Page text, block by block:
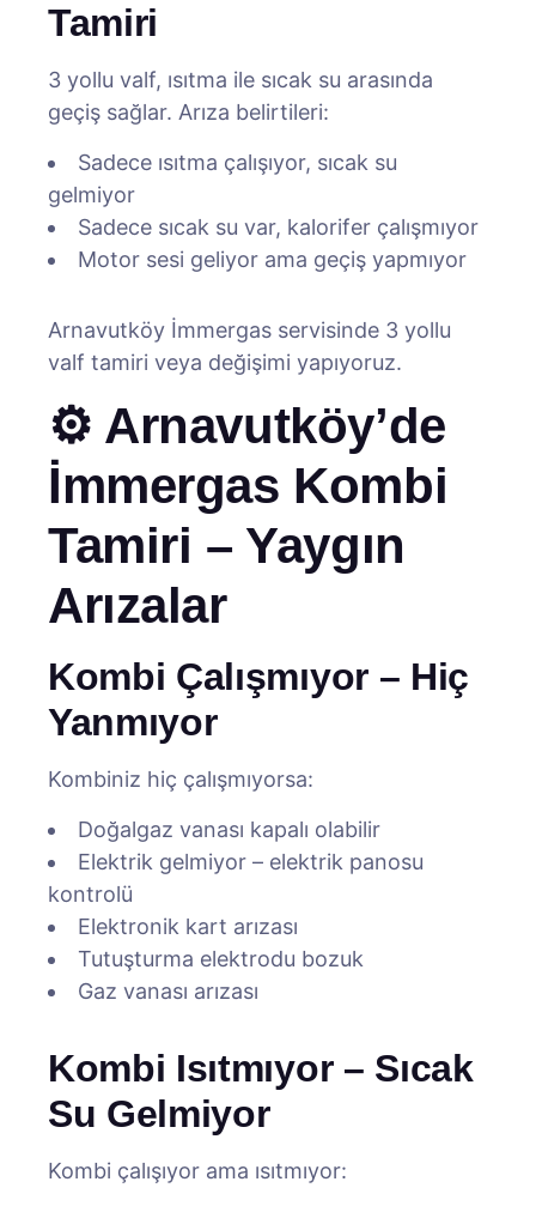
Tamiri
3 yollu valf, ısıtma ile sıcak su arasında
geçiş sağlar. Arıza belirtileri:
Sadece ısıtma çalışıyor, sıcak su
gelmiyor
Sadece sıcak su var, kalorifer çalışmıyor
Motor sesi geliyor ama geçiş yapmıyor
Arnavutköy İmmergas servisinde 3 yollu
valf tamiri veya değişimi yapıyoruz.
⚙️ Arnavutköy’de
İmmergas Kombi
Tamiri – Yaygın
Arızalar
Kombi Çalışmıyor – Hiç
Yanmıyor
Kombiniz hiç çalışmıyorsa:
Doğalgaz vanası kapalı olabilir
Elektrik gelmiyor – elektrik panosu
kontrolü
Elektronik kart arızası
Tutuşturma elektrodu bozuk
Gaz vanası arızası
Kombi Isıtmıyor – Sıcak
Su Gelmiyor
Kombi çalışıyor ama ısıtmıyor: